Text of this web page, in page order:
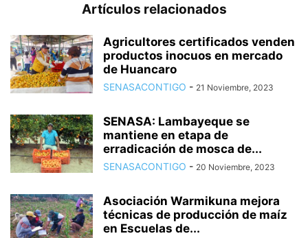
Artículos relacionados
Agricultores certificados venden
productos inocuos en mercado
de Huancaro
SENASACONTIGO - 21 Noviembre, 2023
SENASA: Lambayeque se
mantiene en etapa de
erradicación de mosca de...
SENASACONTIGO - 20 Noviembre, 2023
Asociación Warmikuna mejora
técnicas de producción de maíz
en Escuelas de...